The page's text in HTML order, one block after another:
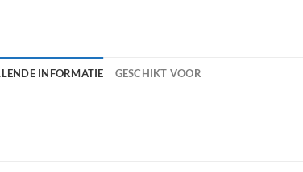
INFORMATIE GESCHIKT VOOR